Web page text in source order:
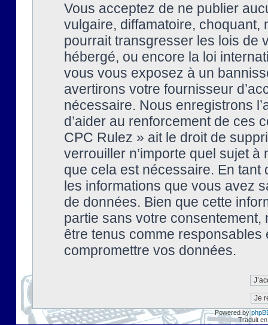
Vous acceptez de ne publier
vulgaire, diffamatoire, choquant,
pourrait transgresser les lois de
hébergé, ou encore la loi
vous vous exposez à un
avertirons votre fournisseur
nécessaire. Nous enregistrons
d’aider au renforcement de ces
CPC Rulez » ait le droit de
verrouiller n’importe quel sujet à
que cela est nécessaire. En tant
les informations que vous avez
de données. Bien que cette
partie sans votre
être tenus comme
compromettre vos données.
Powered by
Traduit